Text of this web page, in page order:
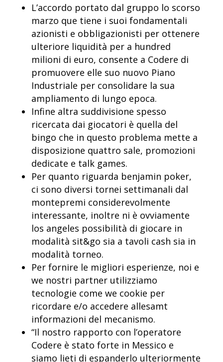
L’accordo portato dal gruppo lo scorso
marzo que tiene i suoi fondamentali
azionisti e obbligazionisti per ottenere
ulteriore liquidità per a hundred
milioni di euro, consente a Codere di
promuovere elle suo nuovo Piano
Industriale per consolidare la sua
ampliamento di lungo epoca.
Infine altra suddivisione spesso
ricercata dai giocatori è quella del
bingo che in questo problema mette a
disposizione quattro sale, promozioni
dedicate e talk games.
Per quanto riguarda benjamin poker,
ci sono diversi tornei settimanali dal
montepremi considerevolmente
interessante, inoltre ni è ovviamente
los angeles possibilità di giocare in
modalità sit&go sia a tavoli cash sia in
modalità torneo.
Per fornire le migliori esperienze, noi e
we nostri partner utilizziamo
tecnologie come we cookie per
ricordare e/o accedere allesamt
informazioni del mecanismo.
“Il nostro rapporto con l’operatore
Codere è stato forte in Messico e
siamo lieti di espanderlo ulteriormente